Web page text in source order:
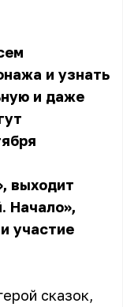
и узнать
и даже
выходит
Начало»,
участие
сказок,